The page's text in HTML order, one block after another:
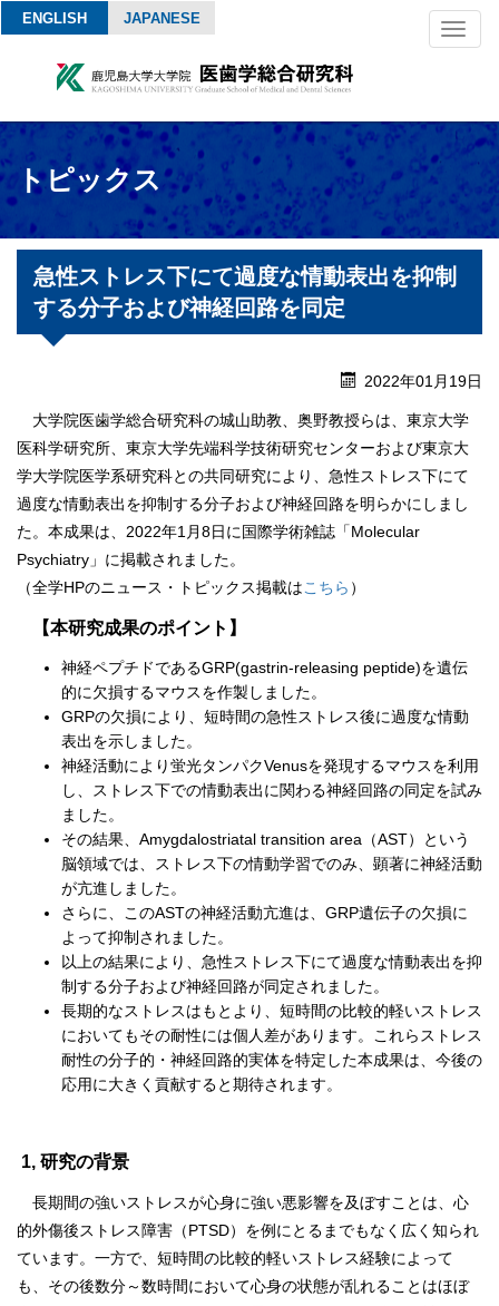
ENGLISH JAPANESE
トピックス
急性ストレス下にて過度な情動表出を抑制
する分子および神経回路を同定
2022年01月19日
大学院医歯学総合研究科の城山助教、奥野教授らは、東京大学
医科学研究所、東京大学先端科学技術研究センターおよび東京大
学大学院医学系研究科との共同研究により、急性ストレス下にて
過度な情動表出を抑制する分子および神経回路を明らかにしまし
た。本成果は、2022年1月8日に国際学術雑誌「Molecular
Psychiatry」に掲載されました。
（全学HPのニュース・トピックス掲載はこちら ）
【本研究成果のポイント】
神経ペプチドであるGRP(gastrin-releasing peptide)を遺伝
的に欠損するマウスを作製しました。
GRPの欠損により、短時間の急性ストレス後に過度な情動
表出を示しました。
神経活動により蛍光タンパクVenusを発現するマウスを利用
し、ストレス下での情動表出に関わる神経回路の同定を試み
ました。
その結果、Amygdalostriatal transition area（AST）という
脳領域では、ストレス下の情動学習でのみ、顕著に神経活動
が亢進しました。
さらに、このASTの神経活動亢進は、GRP遺伝子の欠損に
よって抑制されました。
以上の結果により、急性ストレス下にて過度な情動表出を抑
制する分子および神経回路が同定されました。
長期的なストレスはもとより、短時間の比較的軽いストレス
においてもその耐性には個人差があります。これらストレス
耐性の分子的・神経回路的実体を特定した本成果は、今後の
応用に大きく貢献すると期待されます。
1, 研究の背景
長期間の強いストレスが心身に強い悪影響を及ぼすことは、心
的外傷後ストレス障害（PTSD）を例にとるまでもなく広く知られ
ています。一方で、短時間の比較的軽いストレス経験によって
も、その後数分～数時間において心身の状態が乱れることはほぼ